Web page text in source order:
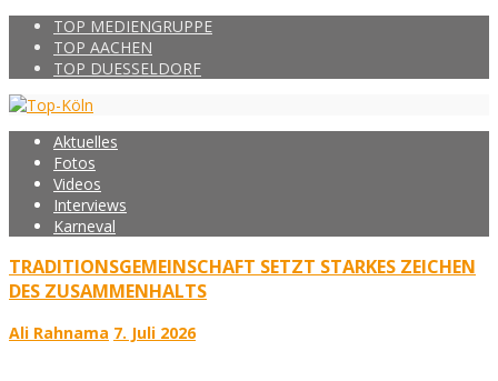
TOP MEDIENGRUPPE
TOP AACHEN
TOP DUESSELDORF
Aktuelles
Fotos
Videos
Interviews
Karneval
TRADITIONSGEMEINSCHAFT SETZT STARKES ZEICHEN
DES ZUSAMMENHALTS
Ali Rahnama 7. Juli 2026